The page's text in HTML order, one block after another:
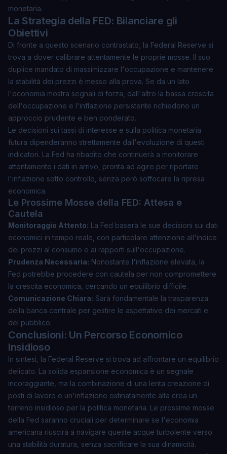
monetaria.
La Strategia della FED: Bilanciare gli
Obiettivi
Di fronte a questo scenario contrastato, la Federal Reserve si
trova a dover calibrare attentamente le proprie mosse. Il suo
duplice mandato di massimizzare l'occupazione e mantenere
la stabilità dei prezzi è messo alla prova. Se da un lato
l'economia mostra segnali di forza, dall'altro la bassa crescita
dell'occupazione e l'inflazione persistente richiedono un
approccio prudente e ben ponderato.
Le decisioni sui tassi di interesse e sulla politica monetaria
futura dipenderanno strettamente dall'evoluzione di questi
indicatori. La Fed ha ribadito che continuerà a monitorare
attentamente i dati in arrivo, pronta ad agire per riportare
l'inflazione sotto controllo, senza però soffocare la ripresa
economica.
Le Prossime Mosse della FED: Attesa e
Cautela
Monitoraggio Attento: La Fed baserà le sue decisioni sui dati
economici in tempo reale, con particolare attenzione all'indice
dei prezzi al consumo e ai rapporti sull'occupazione.
Prudenza Necessaria: Nonostante l'inflazione elevata, la
Fed potrebbe procedere con cautela per non compromettere
la crescita economica, cercando un equilibrio difficile.
Comunicazione Chiara: Sarà fondamentale la trasparenza
della banca centrale per gestire le aspettative dei mercati e
del pubblico.
Conclusioni: Un Percorso Economico
Insidioso
In sintesi, la Federal Reserve si trova ad affrontare un equilibrio
delicato. La solida espansione economica è un segnale
incoraggiante, ma la combinazione di una lenta creazione di
posti di lavoro e un'inflazione ostinatamente alta crea un
terreno insidioso per la politica monetaria. Le prossime mosse
della Fed saranno cruciali per determinare se l'economia
americana riuscirà a navigare queste acque turbolente verso
una stabilità duratura, senza sacrificare la sua dinamicità.